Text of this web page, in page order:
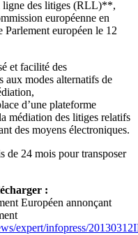
ligne des litiges (RLL)**,
européenne en
Parlement européen le 12
et facilité des
aux modes alternatifs de
d’une plateforme
médiation des litiges relatifs
des moyens électroniques.
de 24 mois pour transposer
:
Européen annonçant
expert/infopress/